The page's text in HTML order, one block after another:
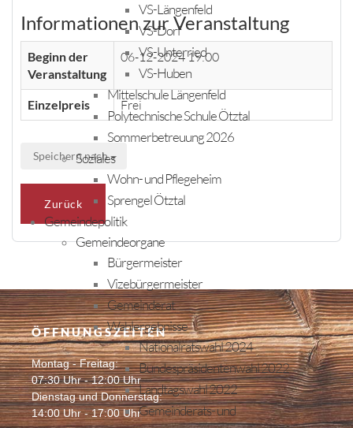
VS-Längenfeld
VS-Dorf
VS-Unterried
VS-Huben
Mittelschule Längenfeld
Polytechnische Schule Ötztal
Sommerbetreuung 2026
Soziales
Wohn- und Pflegeheim
Sprengel Ötztal
Gemeindepolitik
Gemeindeorgane
Bürgermeister
Vizebürgermeister
Gemeinderat
Wahlergebnisse
Nationalratswahl 2024
Bundespräsidentenwahl 2022
Landtagswahl 2022
Gemeinderats- und
Informationen zur Veranstaltung
Beginn der
Veranstaltung
06-12-2024 19:00
Einzelpreis Frei
Speichern nach
Zurück
ÖFFNUNGSZEITEN
Montag - Freitag:
07:30 Uhr - 12:00 Uhr
Dienstag und Donnerstag:
14:00 Uhr - 17:00 Uhr